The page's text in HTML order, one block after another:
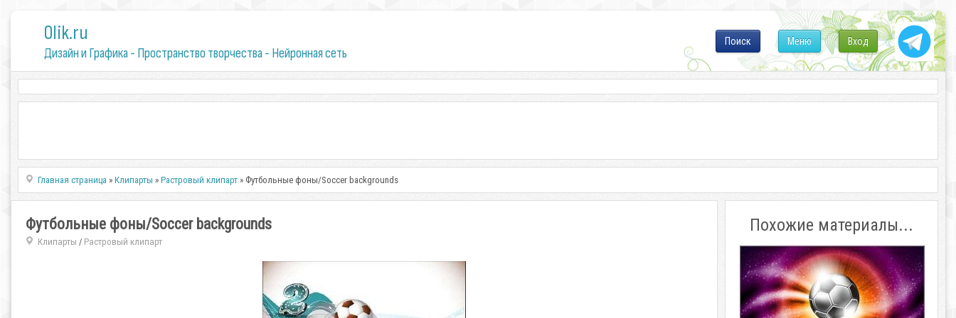
0lik.ru
Дизайн и Графика - Пространство творчества - Нейронная сеть
Вход
Меню
Поиск
Главная страница »Клипарты »Растровый клипарт » Футбольные фоны/Soccer backgrounds
Футбольные фоны/Soccer backgrounds
Клипарты / Растровый клипарт
Похожие материалы...